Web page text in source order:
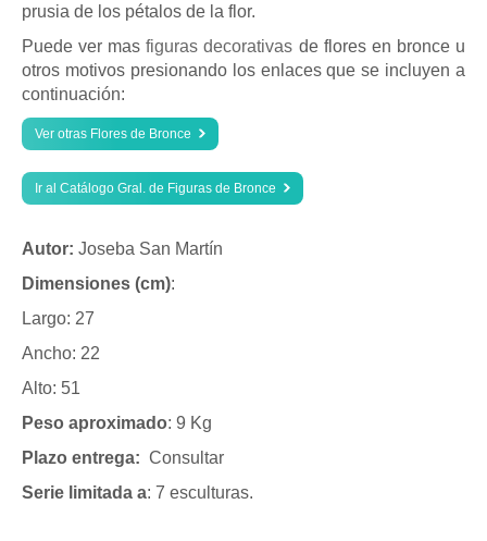
prusia de los pétalos de la flor.
Puede ver masfiguras decorativas de flores en bronce u
otros motivos presionando los enlaces que se incluyen a
continuación:
Ver otras Flores de Bronce
Ir al Catálogo Gral. de Figuras de Bronce
Autor: Joseba San Martín
Dimensiones (cm):
Largo: 27
Ancho: 22
Alto: 51
Peso aproximado: 9 Kg
Plazo entrega: Consultar
Serie limitada a: 7 esculturas.